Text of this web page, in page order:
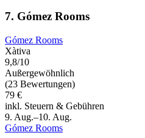
7. Gómez Rooms
Gómez Rooms
Xàtiva
9,8/10
Außergewöhnlich
(23 Bewertungen)
79 €
inkl. Steuern & Gebühren
9. Aug.–10. Aug.
Gómez Rooms